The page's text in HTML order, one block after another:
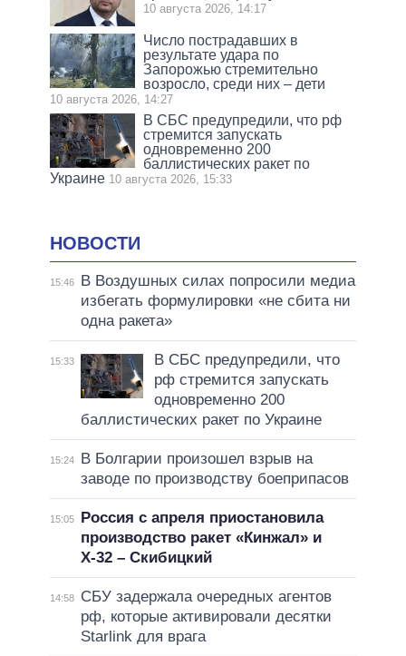
10 августа 2026, 14:17
Число пострадавших в
результате удара по
Запорожью стремительно
возросло, среди них – дети
10 августа 2026, 14:27
В СБС предупредили, что рф
стремится запускать
одновременно 200
баллистических ракет по
Украине 10 августа 2026, 15:33
НОВОСТИ
15:46
В Воздушных силах попросили медиа
избегать формулировки «не сбита ни
одна ракета»
15:33
В СБС предупредили, что
рф стремится запускать
одновременно 200
баллистических ракет по Украине
15:24
В Болгарии произошел взрыв на
заводе по производству боеприпасов
15:05
Россия с апреля приостановила
производство ракет «Кинжал» и
Х-32 – Скибицкий
14:58
СБУ задержала очередных агентов
рф, которые активировали десятки
Starlink для врага